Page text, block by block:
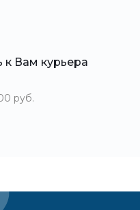
Вам курьера
руб.